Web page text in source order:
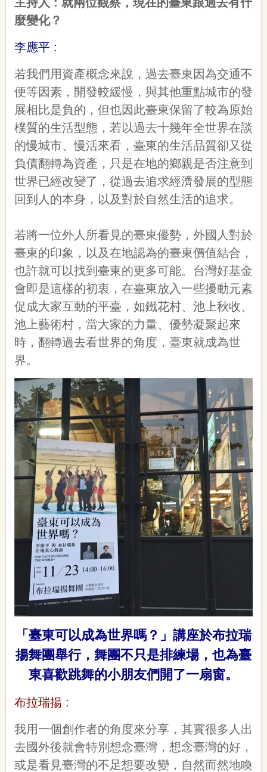
麼變化？
李應平 :
若我們用資產概念來說，過去臺東因為交通不
便等因素，開發較緩慢，與其他重點城市的發
展相比是負的，但也因此臺東保留了較為原始
樸質的生活型態，若以過去十幾年全世界在談
的慢城市、慢活來看，臺東的生活品質卻又從
負債翻轉為資產，只是在地的鄉親是否注意到
世界已經改變了，從過去追求經濟發展的型態
回到人的本身，以及對於自然生活的追求。
若將一位外人所看見的臺東優勢，外國人對於
臺東的印象，以及在地認為的臺東價值結合，
也許就可以找到臺東的更多可能。台灣好基金
會即是這樣的初衷，在臺東放入一些擾動元素
促成大家互動的平臺，如鐵花村、池上秋收、
池上藝術村，當大家的力量、優勢凝聚起來
時，翻轉過去看世界的角度，臺東就成為世
界。
「臺東可以成為世界嗎？ 」 講座於布拉瑞
揚舞團舉行，舞團不只是排練場，也為臺
東喜歡跳舞的小朋友們開了一扇窗。
布拉瑞揚 :
我用一個創作者的角度來分享，其實很多人出
去國外後就會特別想念臺灣，想念臺灣的好，
或是看見臺灣的不足想要改變，自然而然地喚